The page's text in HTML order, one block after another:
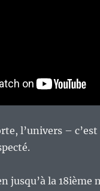
l’univers – c’est
jusqu’à la 18ième